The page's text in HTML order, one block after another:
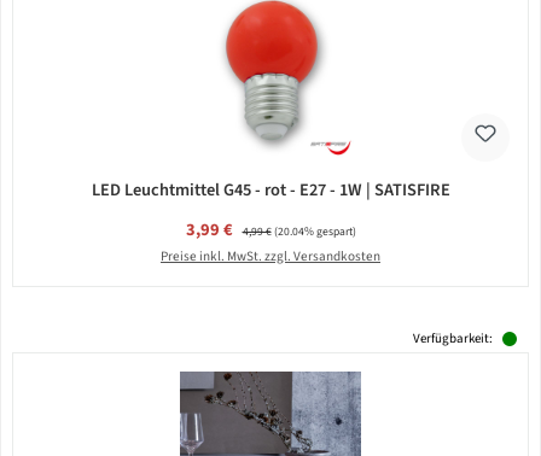
LED Leuchtmittel G45 - rot - E27 - 1W | SATISFIRE
Verkaufspreis:
3,99 € Regulärer Preis:
4,99 €(20.04% gespart)
Preise inkl. MwSt. zzgl. Versandkosten
Verfügbarkeit: